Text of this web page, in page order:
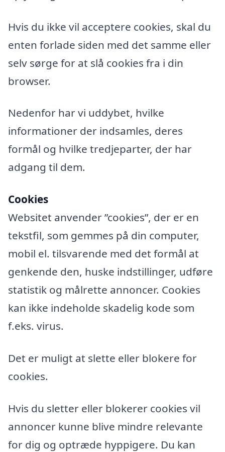
Hvis du ikke vil acceptere cookies, skal du
enten forlade siden med det samme eller
selv sørge for at slå cookies fra i din
browser.
Nedenfor har vi uddybet, hvilke
informationer der indsamles, deres
formål og hvilke tredjeparter, der har
adgang til dem.
Cookies
Websitet anvender ”cookies”, der er en
tekstfil, som gemmes på din computer,
mobil el. tilsvarende med det formål at
genkende den, huske indstillinger, udføre
statistik og målrette annoncer. Cookies
kan ikke indeholde skadelig kode som
f.eks. virus.
Det er muligt at slette eller blokere for
cookies.
Hvis du sletter eller blokerer cookies vil
annoncer kunne blive mindre relevante
for dig og optræde hyppigere. Du kan